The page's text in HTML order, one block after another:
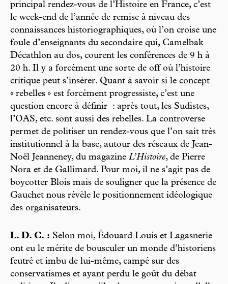
principal rendez-vous de l’Histoire en France, c’est
le week-end de l’année de remise à niveau des
connaissances historiographiques, où l’on croise une
foule d’enseignants du secondaire qui, Camelbak
Décathlon au dos, courent les conférences de 9 h à
20 h. Il y a forcément une sorte de off où l’histoire
critique peut s’insérer. Quant à savoir si le concept
« rebelles » est forcément progressiste, c’est une
question encore à définir : après tout, les Sudistes,
l’OAS, etc. sont aussi des rebelles. La controverse
permet de politiser un rendez-vous que l’on sait très
institutionnel à la base, autour des réseaux de Jean-
Noël Jeanneney, du magazine L’Histoire, de Pierre
Nora et de Gallimard. Pour moi, il ne s’agit pas de
boycotter Blois mais de souligner que la présence de
Gauchet nous révèle le positionnement idéologique
des organisateurs.
L. D. C. : Selon moi, Édouard Louis et Lagasnerie
ont eu le mérite de bousculer un monde d’historiens
feutré et imbu de lui-même, campé sur des
conservatismes et ayant perdu le goût du débat